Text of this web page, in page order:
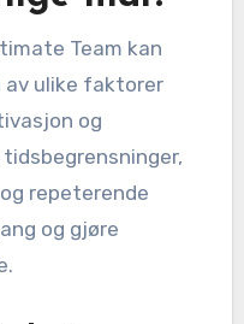
Team kan
ulike faktorer
og
repeterende
og gjøre